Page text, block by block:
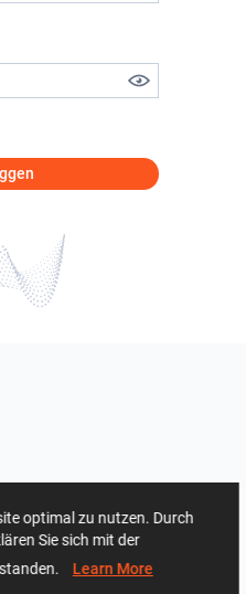
optimal zu nutzen. Durch
Sie sich mit der
Learn More